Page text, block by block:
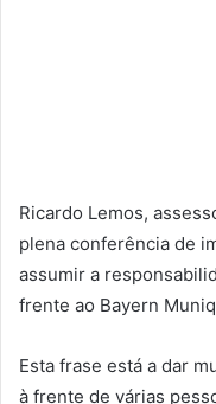
Ricardo Lemos,
plena conferência de
assumir a
frente ao Bayern
Esta frase está a dar
à frente de várias